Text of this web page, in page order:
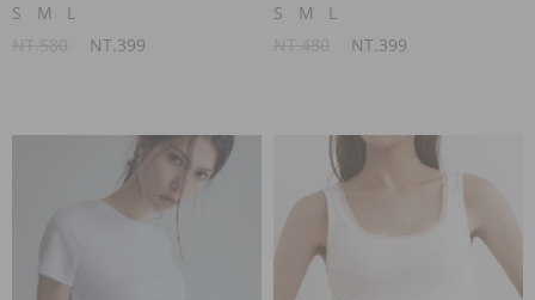
S
M
L
NT.399
S
M
L
NT.399